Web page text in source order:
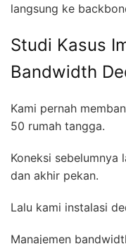
langsung ke
Studi Kasus
Bandwidth
Kami pernah
50 rumah tangga.
Koneksi sebelumnya
dan akhir pekan.
Lalu kami instalasi
Manajemen